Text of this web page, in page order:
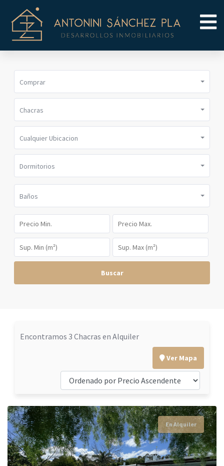
Comprar
Chacras
Cualquier Ubicacion
Dormitorios
Baños
Buscar
Encontramos 3 Chacras en Alquiler
Ver Mapa
En Alquiler